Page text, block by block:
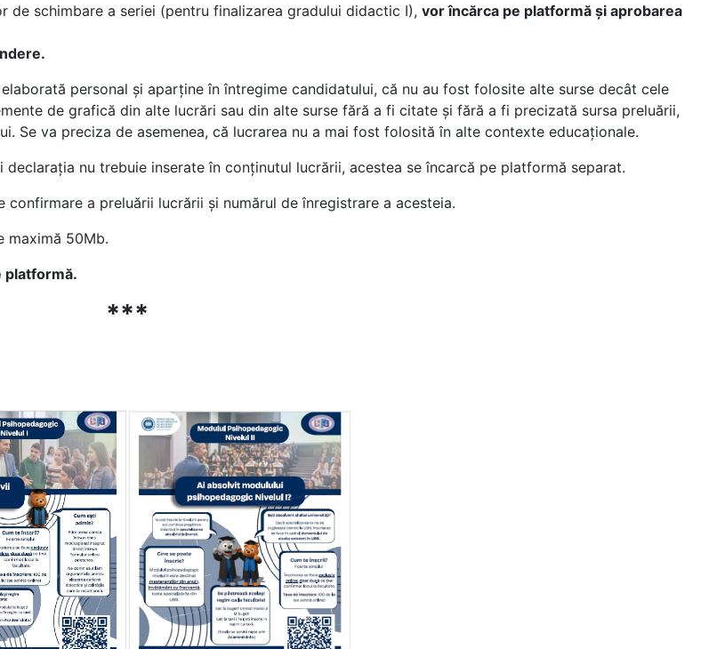
de schimbare a seriei (pentru finalizarea gradului didactic I), vor încărca pe platformă și aprobarea
personal și aparține în întregime candidatului, că nu au fost folosite alte surse decât cele
de grafică din alte lucrări sau din alte surse fără a fi citate și fără a fi precizată sursa preluării,
Se va preciza de asemenea, că lucrarea nu a mai fost folosită în alte contexte educaționale.
nu trebuie inserate în conținutul lucrării, acestea se încarcă pe platformă separat.
a preluării lucrării și numărul de înregistrare a acesteia.
maximă 50Mb.
platformă.
***